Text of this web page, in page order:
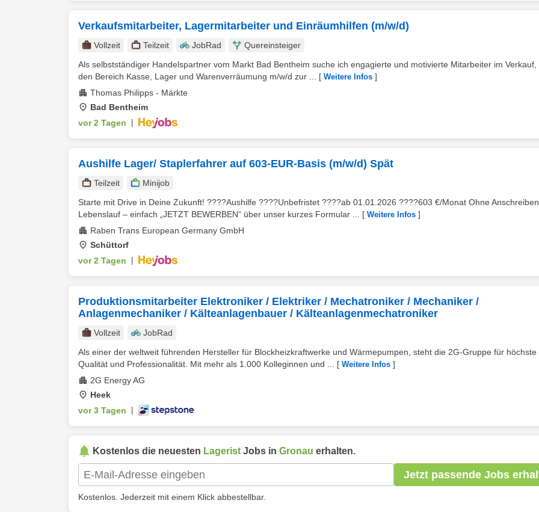
Verkaufsmitarbeiter, Lagermitarbeiter und Einräumhilfen (m/w/d)
Vollzeit Teilzeit JobRad
Quereinsteiger
Als selbstständiger Handelspartner vom Markt Bad Bentheim suche ich engagierte und motivierte Mitarbeiter im Verkauf,
den Bereich Kasse, Lager und Warenverräumung m/w/d zur ...
[ Weitere Infos ]
Thomas Philipps - Märkte
Bad Bentheim
vor 2 Tagen
Aushilfe Lager/ Staplerfahrer auf 603-EUR-Basis (m/w/d) Spät
Teilzeit
Minijob
Starte mit Drive in Deine Zukunft! ????Aushilfe ????Unbefristet ????️ab 01.01.2026 ????603 €/Monat Ohne
Lebenslauf – einfach „JETZT BEWERBEN“ über unser kurzes Formular ...
[ Weitere Infos ]
Raben Trans European Germany GmbH
Schüttorf
vor 2 Tagen
Produktionsmitarbeiter Elektroniker / Elektriker / Mechatroniker / Mechaniker /
Anlagenmechaniker / Kälteanlagenbauer / Kälteanlagenmechatroniker
Vollzeit
JobRad
Als einer der weltweit führenden Hersteller für Blockheizkraftwerke und Wärmepumpen, steht die 2G-Gruppe für höchste
Qualität und Professionalität. Mit mehr als 1.000 Kolleginnen und ...
[ Weitere Infos ]
2G Energy AG
Heek
vor 3 Tagen
Kostenlos die neuesten Lagerist Jobs in Gronau erhalten.
Jetzt passende Jobs
Kostenlos. Jederzeit mit einem Klick abbestellbar.